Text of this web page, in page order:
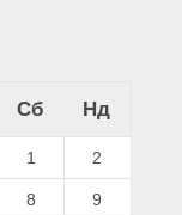
Сб Нд
1 2
8 9